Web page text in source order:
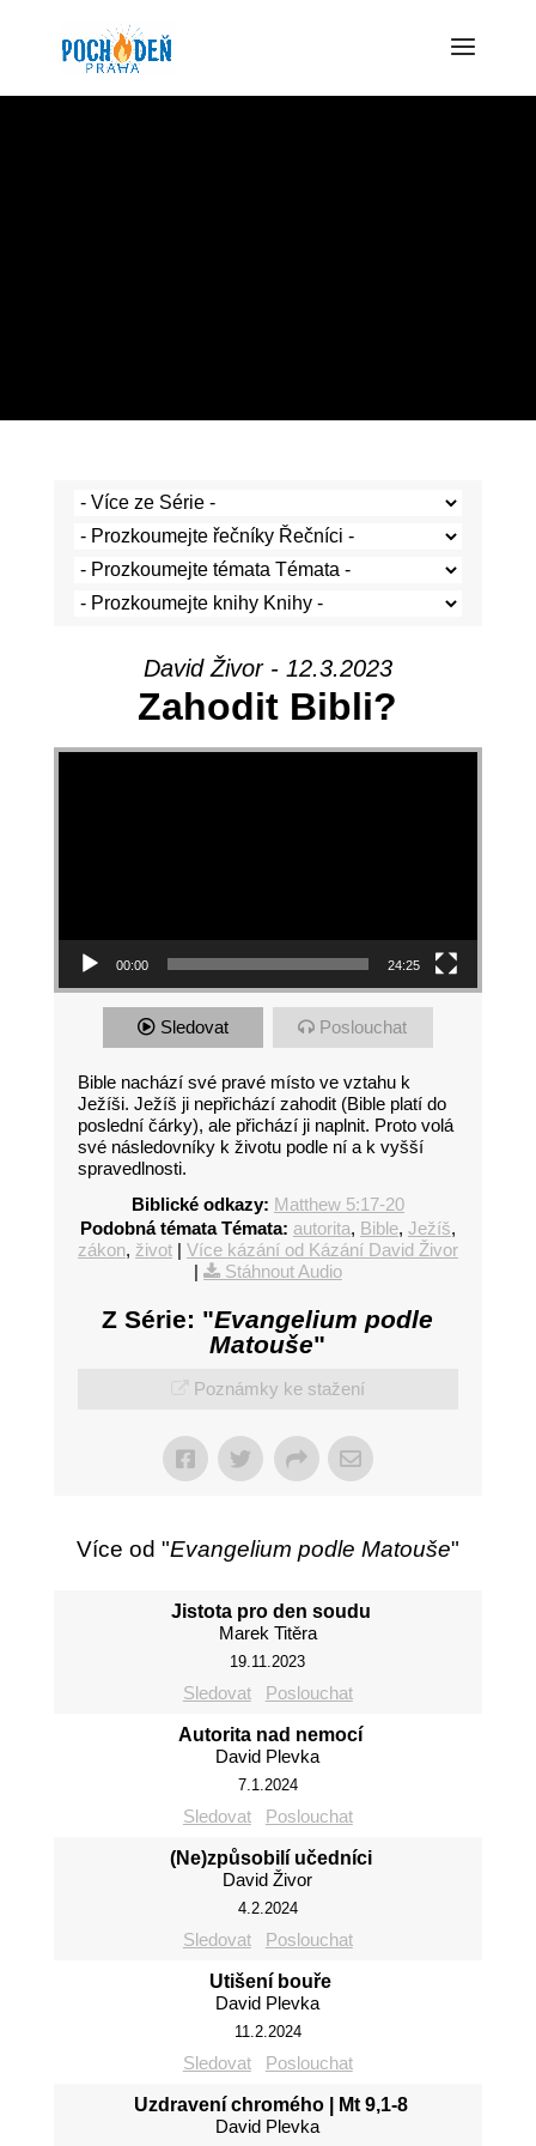
David Živor - 12.3.2023
Zahodit Bibli?
Video Player
00:00 24:25
Sledovat Poslouchat
Bible nachází své pravé místo ve vztahu k
Ježíši. Ježíš ji nepřichází zahodit (Bible platí do
poslední čárky), ale přichází ji naplnit. Proto volá
své následovníky k životu podle ní a k vyšší
spravedlnosti.
Biblické odkazy: Matthew 5:17-20
Podobná témata Témata: autorita, Bible, Ježíš,
zákon, život| Více kázání od Kázání David Živor
|
Stáhnout Audio
Z Série: "Evangelium podle
Matouše"
Poznámky ke stažení
Více od "Evangelium podle Matouše"
Jistota pro den soudu
Marek Titěra
19.11.2023
Sledovat Poslouchat
Autorita nad nemocí
David Plevka
7.1.2024
Sledovat Poslouchat
(Ne)způsobilí učedníci
David Živor
4.2.2024
Sledovat Poslouchat
Utišení bouře
David Plevka
11.2.2024
Sledovat Poslouchat
Uzdravení chromého | Mt 9,1-8
David Plevka